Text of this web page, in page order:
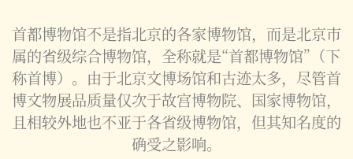
首都博物馆不是指北京的各家博物馆，而是北京市
属的省级综合博物馆，全称就是“首都博物馆”（下
称首博）。由于北京文博场馆和古迹太多，尽管首
博文物展品质量仅次于故宫博物院、国家博物馆，
且相较外地也不亚于各省级博物馆，但其知名度的
确受之影响。